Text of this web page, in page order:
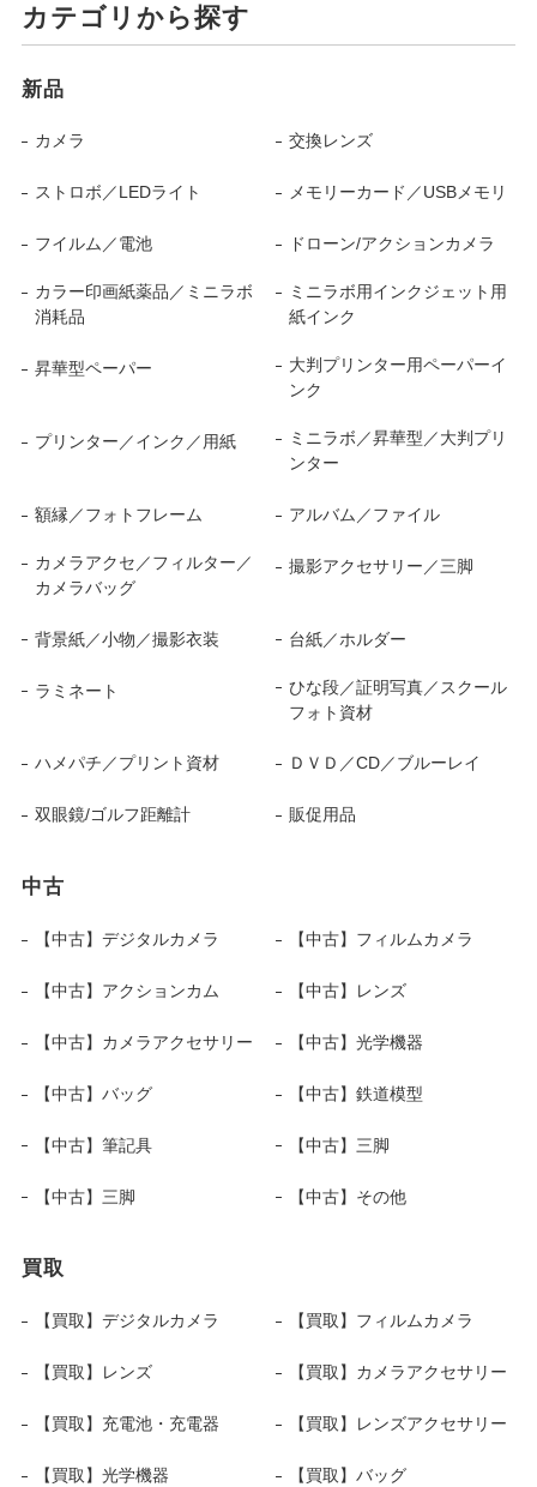
カテゴリから探す
新品
カメラ 交換レンズ
ストロボ／LEDライト メモリーカード／USBメモリ
フイルム／電池 ドローン/アクションカメラ
カラー印画紙薬品／ミニラボ
消耗品
ミニラボ用インクジェット用
紙インク
昇華型ペーパー
大判プリンター用ペーパーイ
ンク
プリンター／インク／用紙
ミニラボ／昇華型／大判プリ
ンター
額縁／フォトフレーム アルバム／ファイル
カメラアクセ／フィルター／
カメラバッグ
撮影アクセサリー／三脚
背景紙／小物／撮影衣装 台紙／ホルダー
ラミネート
ひな段／証明写真／スクール
フォト資材
ハメパチ／プリント資材 ＤＶＤ／CD／ブルーレイ
双眼鏡/ゴルフ距離計 販促用品
中古
【中古】デジタルカメラ 【中古】フィルムカメラ
【中古】アクションカム 【中古】レンズ
【中古】カメラアクセサリー 【中古】光学機器
【中古】バッグ 【中古】鉄道模型
【中古】筆記具 【中古】三脚
【中古】三脚 【中古】その他
買取
【買取】デジタルカメラ 【買取】フィルムカメラ
【買取】レンズ 【買取】カメラアクセサリー
【買取】充電池・充電器 【買取】レンズアクセサリー
【買取】光学機器 【買取】バッグ